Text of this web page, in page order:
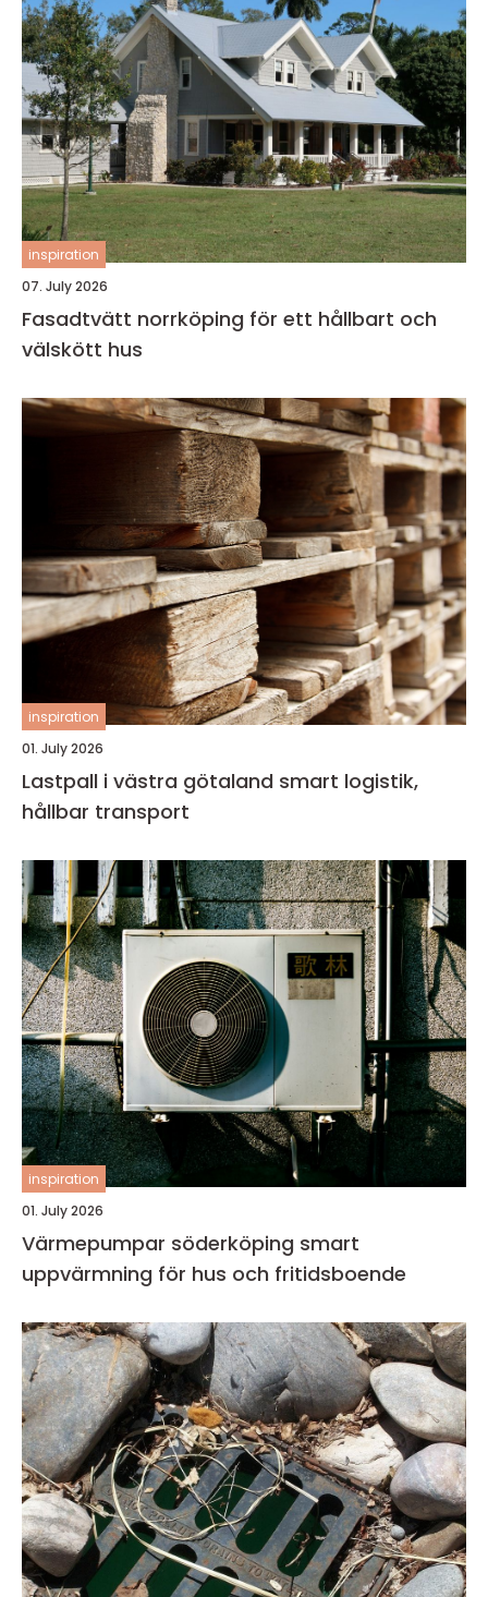
inspiration
07. July 2026
Fasadtvätt norrköping för ett hållbart och
välskött hus
inspiration
01. July 2026
Lastpall i västra götaland smart logistik,
hållbar transport
inspiration
01. July 2026
Värmepumpar söderköping smart
uppvärmning för hus och fritidsboende